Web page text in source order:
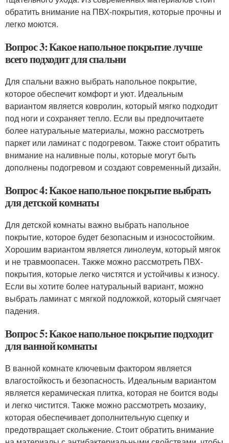
обратить внимание на ПВХ-покрытия, которые прочны и
легко моются.
Вопрос 3: Какое напольное покрытие лучше
всего подходит для спальни
Для спальни важно выбрать напольное покрытие,
которое обеспечит комфорт и уют. Идеальным
вариантом является ковролин, который мягко подходит
под ноги и сохраняет тепло. Если вы предпочитаете
более натуральные материалы, можно рассмотреть
паркет или ламинат с подогревом. Также стоит обратить
внимание на наливные полы, которые могут быть
дополнены подогревом и создают современный дизайн.
Вопрос 4: Какое напольное покрытие выбрать
для детской комнаты
Для детской комнаты важно выбрать напольное
покрытие, которое будет безопасным и износостойким.
Хорошим вариантом является линолеум, который мягок
и не травмоопасен. Также можно рассмотреть ПВХ-
покрытия, которые легко чистятся и устойчивы к износу.
Если вы хотите более натуральный вариант, можно
выбрать ламинат с мягкой подложкой, который смягчает
падения.
Вопрос 5: Какое напольное покрытие подходит
для ванной комнаты
В ванной комнате ключевым фактором является
влагостойкость и безопасность. Идеальным вариантом
является керамическая плитка, которая не боится воды
и легко чистится. Также можно рассмотреть мозаику,
которая обеспечивает дополнительную сцепку и
предотвращает скольжение. Стоит обратить внимание